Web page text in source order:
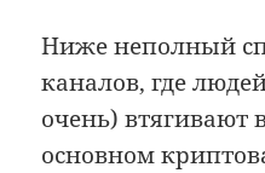
Ниже неполный
каналов, где
очень) втягивают
основном